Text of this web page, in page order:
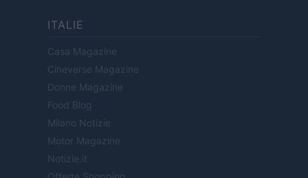
ITALIE
Casa Magazine
Cineverse Magazine
Donne Magazine
Food Blog
Milano Notizie
Motor Magazine
Notizie.it